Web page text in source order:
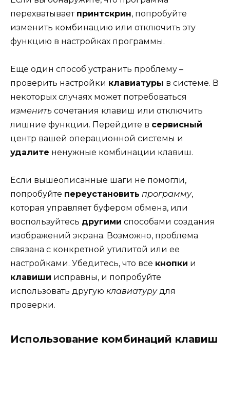
перехватывает принтскрин, попробуйте
изменить комбинацию или отключить эту
функцию в настройках программы.
Еще один способ устранить проблему –
проверить настройки клавиатуры в системе. В
некоторых случаях может потребоваться
изменить сочетания клавиш или отключить
лишние функции. Перейдите в сервисный
центр вашей операционной системы и
удалите ненужные комбинации клавиш.
Если вышеописанные шаги не помогли,
попробуйте переустановить программу,
которая управляет буфером обмена, или
воспользуйтесь другими способами создания
изображений экрана. Возможно, проблема
связана с конкретной утилитой или ее
настройками. Убедитесь, что все кнопки и
клавиши исправны, и попробуйте
использовать другую клавиатурудля
проверки.
Использование комбинаций клавиш